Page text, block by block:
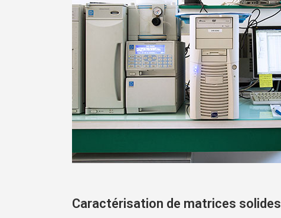
Caractérisation de matrices solides